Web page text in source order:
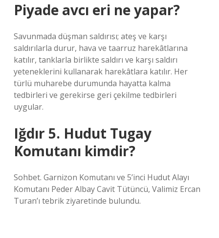
Piyade avcı eri ne yapar?
Savunmada düşman saldırısı; ateş ve karşı
saldırılarla durur, hava ve taarruz harekâtlarına
katılır, tanklarla birlikte saldırı ve karşı saldırı
yeteneklerini kullanarak harekâtlara katılır. Her
türlü muharebe durumunda hayatta kalma
tedbirleri ve gerekirse geri çekilme tedbirleri
uygular.
Iğdır 5. Hudut Tugay
Komutanı kimdir?
Sohbet. Garnizon Komutanı ve 5’inci Hudut Alayı
Komutanı Peder Albay Cavit Tütüncü, Valimiz Ercan
Turan’ı tebrik ziyaretinde bulundu.